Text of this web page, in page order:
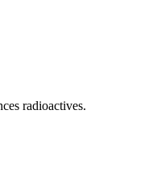
radioactives.